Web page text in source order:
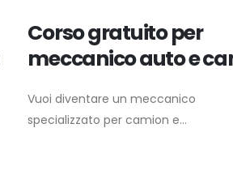
Corso gratuito per
meccanico auto e
Vuoi diventare un meccanico
specializzato per camion e...